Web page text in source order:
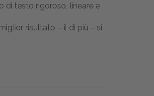
di testo rigoroso, lineare e
risultato – il di più – si